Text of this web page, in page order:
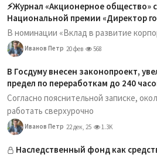
⚡️Журнал «Акционерное общество»
Национальной премии «Директор
В номинации «Вклад в развитие
Иванов Петр 20 фев 568
В Госдуму внесен законопроект,
предел по переработкам до 240
Согласно пояснительной записке,
работать сверхурочно
Иванов Петр 22 дек, 25 1.3K
Наследственный фонд как